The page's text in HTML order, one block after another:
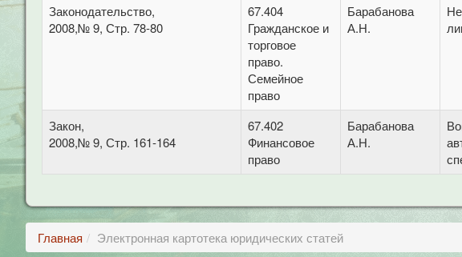
Законодательство,
2008,№ 9, Стр. 78-80
67.404
Гражданское и
торговое
право.
Семейное
право
Барабанова
А.Н.
Закон,
2008,№ 9, Стр. 161-164
67.402
Финансовое
право
Барабанова
А.Н.
Главная Электронная картотека юридических статей